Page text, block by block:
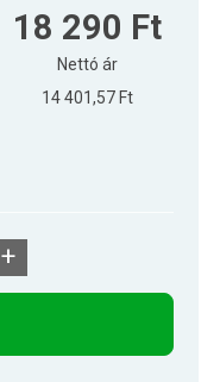
18 290 Ft
Nettó ár
14 401,57 Ft
+